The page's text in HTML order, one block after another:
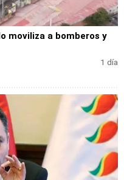
moviliza a bomberos y
1 día